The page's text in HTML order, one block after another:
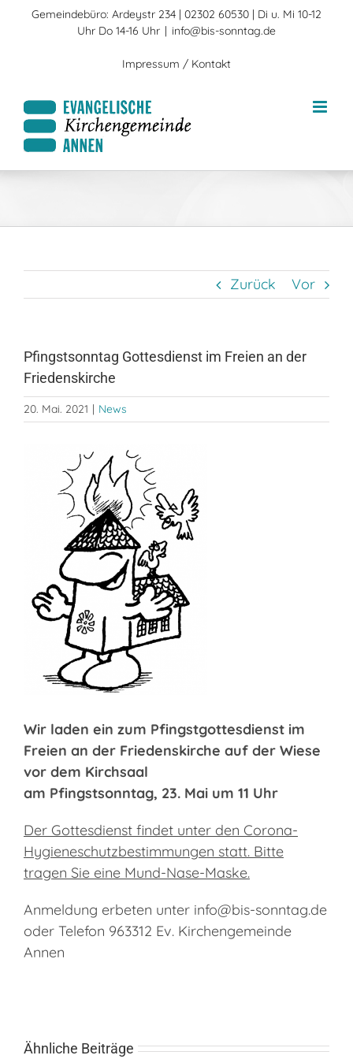
Gemeindebüro: Ardeystr 234 | 02302 60530 | Di u. Mi 10-12
Uhr Do 14-16 Uhr | info@bis-sonntag.de
Impressum / Kontakt
Zurück Vor
Pfingstsonntag Gottesdienst im Freien an der
Friedenskirche
20. Mai. 2021 | News
grösseres
Wir laden ein zum Pfingstgottesdienst im
Freien an der Friedenskirche auf der Wiese
vor dem Kirchsaal
am Pfingstsonntag, 23. Mai um 11 Uhr
Der Gottesdienst findet unter den Corona-
Hygieneschutzbestimmungen statt. Bitte
tragen Sie eine Mund-Nase-Maske.
Anmeldung erbeten unter info@bis-sonntag.de
oder Telefon 963312 Ev. Kirchengemeinde
Annen
Ähnliche Beiträge